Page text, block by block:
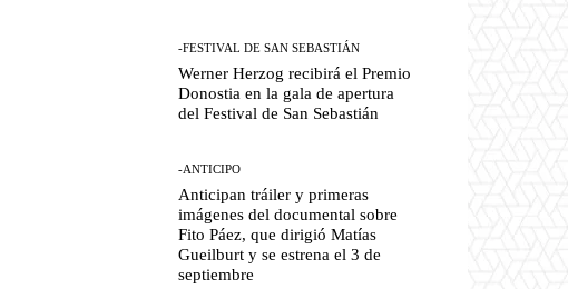
-FESTIVAL DE SAN SEBASTIÁN
Werner Herzog recibirá el Premio
Donostia en la gala de apertura
del Festival de San Sebastián
-ANTICIPO
Anticipan tráiler y primeras
imágenes del documental sobre
Fito Páez, que dirigió Matías
Gueilburt y se estrena el 3 de
septiembre